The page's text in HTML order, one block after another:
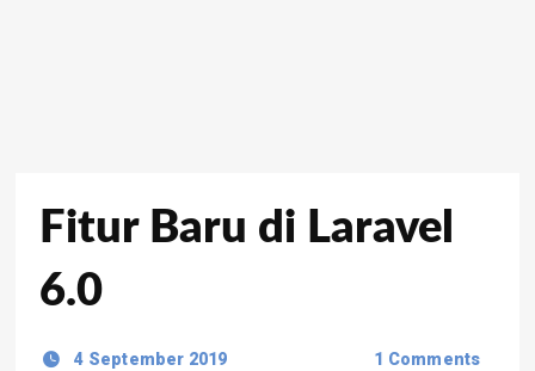
Fitur Baru di Laravel
6.0
4 September 2019
1 Comments